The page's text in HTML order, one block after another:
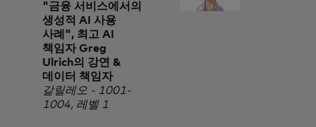
"금융 서비스에서의
생성적 AI 사용
사례", 최고 AI
책임자 Greg
Ulrich의 강연 &
데이터 책임자
갈릴레오 - 1001-
1004, 레벨 1